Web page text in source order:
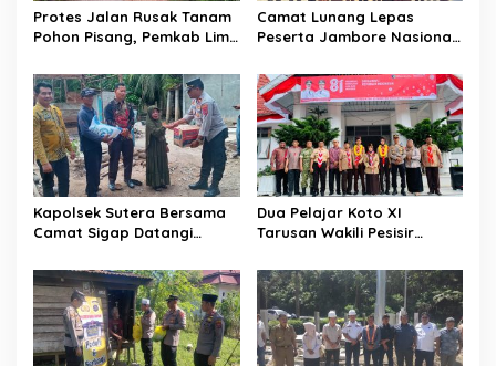
Protes Jalan Rusak Tanam
Pohon Pisang, Pemkab Lima
Perbaikan Segera
Direalisasikan
Camat Lunang Lepas
Peserta Jambore Nasional
Kapolsek Sutera Bersama
Camat Sigap Datangi
Terkena Angin Puting
Beliung
Dua Pelajar Koto XI
Tarusan Wakili Pesisir
Nasional 2026 di Cibubur,
Jalani Karantina Sebelum
Berangkat